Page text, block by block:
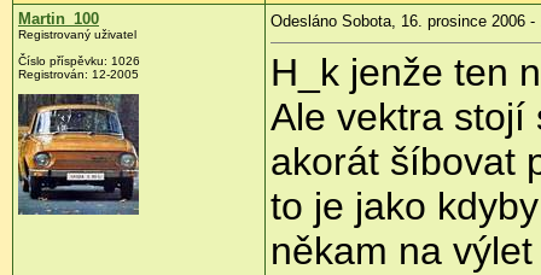
Martin_100
Registrovaný uživatel
Číslo příspěvku: 1026
Registrován: 12-2005
Odesláno Sobota, 16. prosince 2006 -
H_k jenže ten
Ale vektra stojí
akorát šíbovat
to je jako
někam na